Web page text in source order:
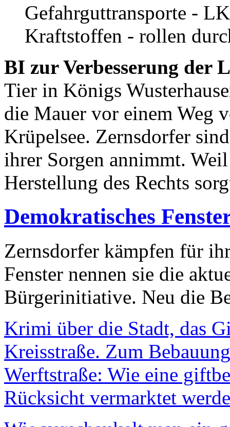
Gefahrguttransporte -
Kraftstoffen - rollen
BI zur Verbesserung der
Tier in Königs
die Mauer vor einem Weg
Krüpelsee. Zernsdorfer
ihrer Sorgen annimmt.
Herstellung des Rechts
Demokratisches
Zernsdorfer kämpfen für
Fenster nennen sie die
Bürgerinitiative. Neu die
Krimi über die Stadt, das
Kreisstraße. Zum
Werftstraße: Wie eine
Rücksicht vermarktet